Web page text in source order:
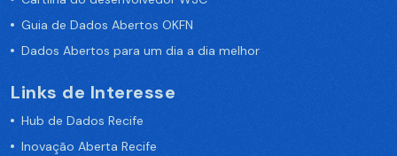
Guia de Dados Abertos OKFN
Dados Abertos para um dia a dia melhor
Links de Interesse
Hub de Dados Recife
Inovação Aberta Recife